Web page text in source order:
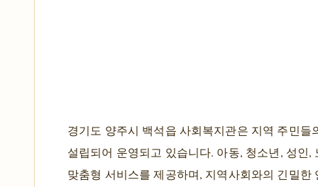
경기도 양주시 백석읍 사회복지관은 지역 주민들
설립되어 운영되고 있습니다. 아동, 청소년, 성인,
맞춤형 서비스를 제공하며, 지역사회와의 긴밀한